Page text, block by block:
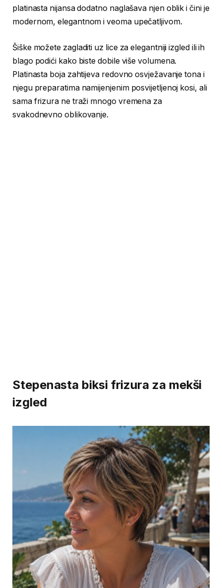
platinasta nijansa dodatno naglašava njen oblik i čini je
modernom, elegantnom i veoma upečatljivom.
Šiške možete zagladiti uz lice za elegantniji izgled ili ih
blago podići kako biste dobile više volumena.
Platinasta boja zahtijeva redovno osvježavanje tona i
njegu preparatima namijenjenim posvijetljenoj kosi, ali
sama frizura ne traži mnogo vremena za
svakodnevno oblikovanje.
Stepenasta biksi frizura za mekši
izgled